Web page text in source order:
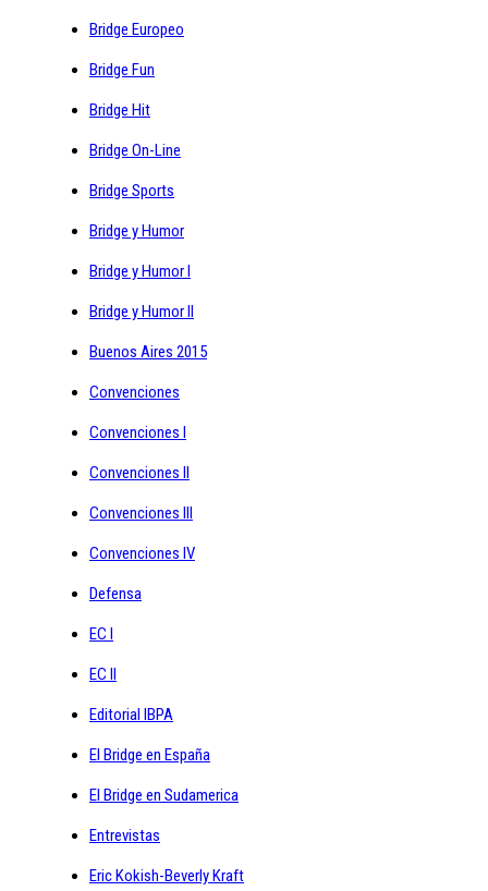
Bridge Europeo
Bridge Fun
Bridge Hit
Bridge On-Line
Bridge Sports
Bridge y Humor
Bridge y Humor I
Bridge y Humor II
Buenos Aires 2015
Convenciones
Convenciones I
Convenciones II
Convenciones III
Convenciones IV
Defensa
EC I
EC II
Editorial IBPA
El Bridge en España
El Bridge en Sudamerica
Entrevistas
Eric Kokish-Beverly Kraft